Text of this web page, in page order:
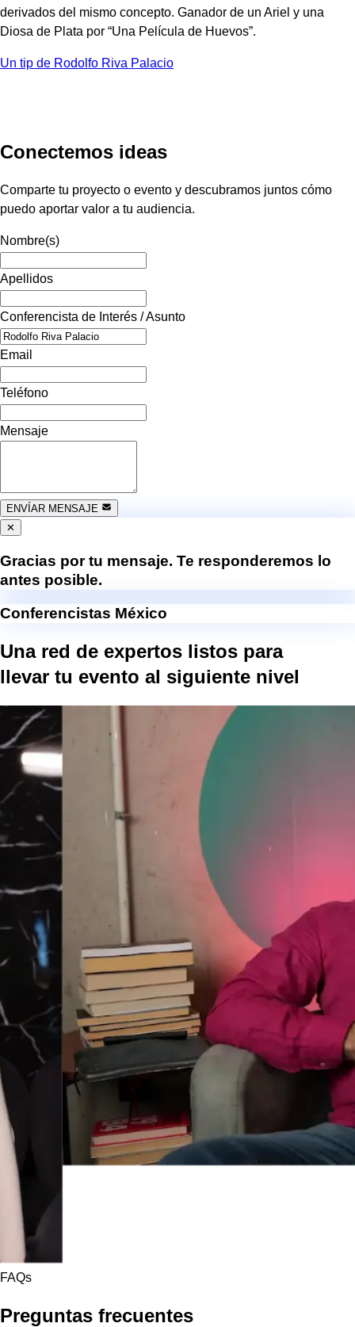
derivados del mismo concepto. Ganador de un Ariel y una
Diosa de Plata por “Una Película de Huevos”.
Un tip de Rodolfo Riva Palacio
Conectemos ideas
Comparte tu proyecto o evento y descubramos juntos cómo
puedo aportar valor a tu audiencia.
Nombre(s)
Apellidos
Conferencista de Interés / Asunto
Email
Teléfono
Mensaje
ENVÍAR MENSAJE
✕
Gracias por tu mensaje. Te responderemos lo
antes posible.
Conferencistas México
Una red de expertos listos para
llevar tu evento al siguiente nivel
FAQs
Preguntas frecuentes